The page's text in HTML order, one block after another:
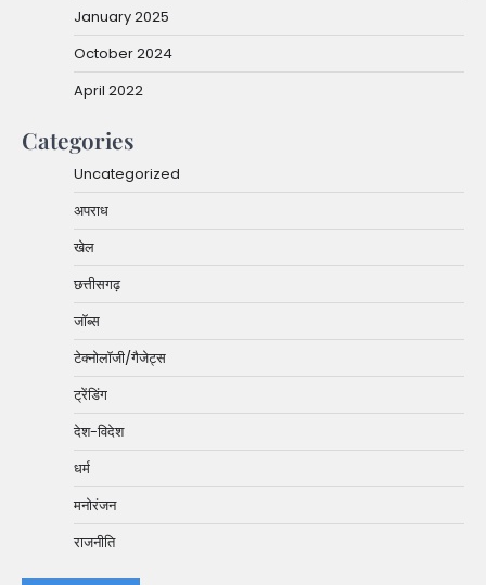
January 2025
October 2024
April 2022
Categories
Uncategorized
अपराध
खेल
छत्तीसगढ़
जॉब्स
टेक्नोलॉजी/गैजेट्स
ट्रेंडिंग
देश-विदेश
धर्म
मनोरंजन
राजनीति